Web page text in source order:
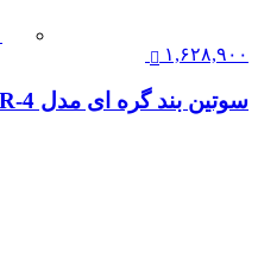
۱,۶۲۸,۹۰۰
سوتین بند گره ای مدل GLP-BR-4